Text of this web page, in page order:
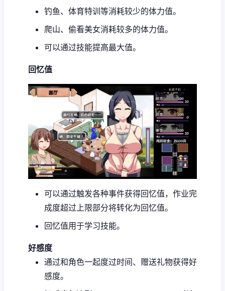
钓鱼、体育特训等消耗较少的体力值。
爬山、偷看美女消耗较多的体力值。
可以通过技能提高最大值。
回忆值
可以通过触发各种事件获得回忆值，作业完
成度超过上限部分将转化为回忆值。
回忆值用于学习技能。
好感度
通过和角色一起度过时间、赠送礼物获得好
感度。